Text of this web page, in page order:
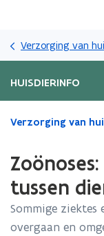
Verzorging van
HUISDIERINFO
Gedaan
bevindt
zich
op:
Zoönoses:
Verzorging van
tussen
Sommige
overgaan en